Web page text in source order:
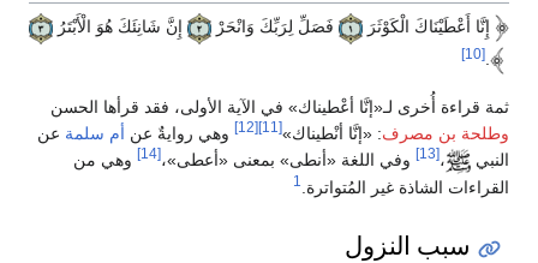
إِنَّا أَعْطَيْنَاكَ الْكَوْثَرَ فَصَلِّ لِرَبِّكَ وَانْحَرْ
إِنَّ شَانِئَكَ هُوَ الْأَبْتَرُ
.
[10]
ثمة قراءة أُخرى لـ«إنَّا أعْطيناك» في الآية الأولى، فقد قرأها الحسن
وطلحة بن مصرف: «إنَّا أنْطيناك»[11]
[12] وهي روايةٌ عن أم سلمة عن
النبي
،[13] وفي اللغة «أنطى» بمعنى «أعطى»،[14]
وهي من
القراءات الشاذة غير المُتواترة.
1
سبب النزول